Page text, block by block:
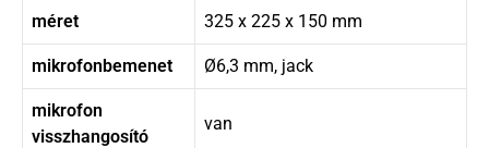
méret 325 x 225 x 150 mm
mikrofonbemenet Ø6,3 mm, jack
mikrofon
visszhangosító
van